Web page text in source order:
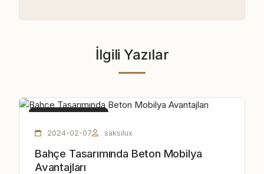
İlgili Yazılar
2024-02-07 saksilux
Bahçe Tasarımında Beton Mobilya
Avantajları